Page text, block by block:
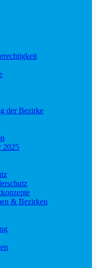
der Bezirke
2025
& Bezirken